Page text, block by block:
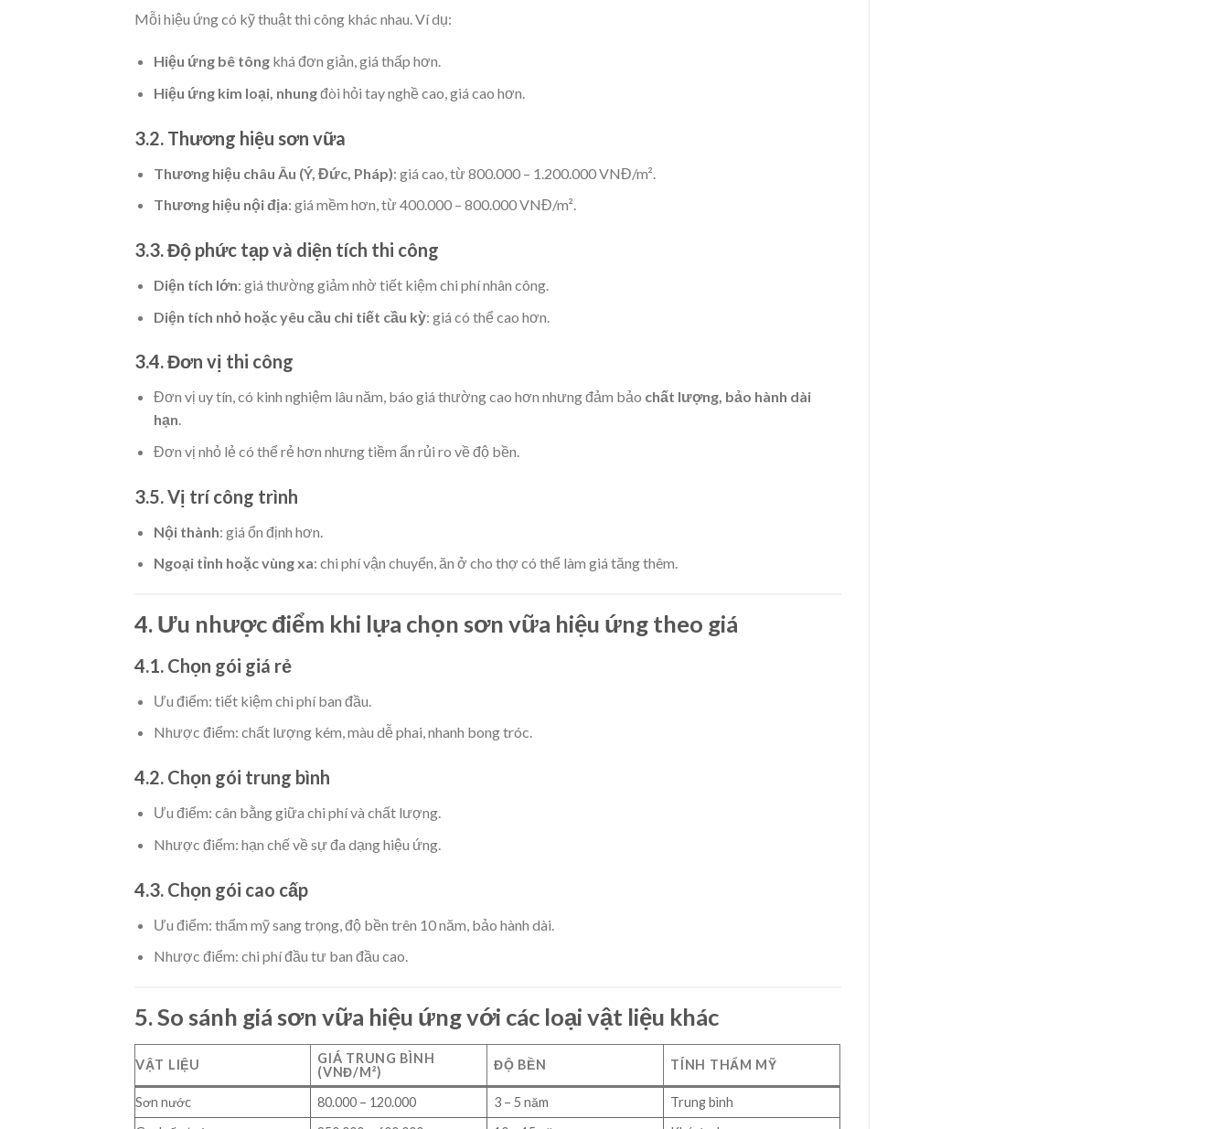
Mỗi hiệu ứng có kỹ thuật thi công khác nhau. Ví dụ:
Hiệu ứng bê tôngkhá đơn giản, giá thấp hơn.
Hiệu ứng kim loại, nhungđòi hỏi tay nghề cao, giá cao hơn.
3.2. Thương hiệu sơn vữa
Thương hiệu châu Âu (Ý, Đức, Pháp): giá cao, từ 800.000 – 1.200.000 VNĐ/m².
Thương hiệu nội địa: giá mềm hơn, từ 400.000 – 800.000 VNĐ/m².
3.3. Độ phức tạp và diện tích thi công
Diện tích lớn: giá thường giảm nhờ tiết kiệm chi phí nhân công.
Diện tích nhỏ hoặc yêu cầu chi tiết cầu kỳ: giá có thể cao hơn.
3.4. Đơn vị thi công
Đơn vị uy tín, có kinh nghiệm lâu năm, báo giá thường cao hơn nhưng đảm bảo chất lượng, bảo hành dài
hạn.
Đơn vị nhỏ lẻ có thể rẻ hơn nhưng tiềm ẩn rủi ro về độ bền.
3.5. Vị trí công trình
Nội thành: giá ổn định hơn.
Ngoại tỉnh hoặc vùng xa: chi phí vận chuyển, ăn ở cho thợ có thể làm giá tăng thêm.
4. Ưu nhược điểm khi lựa chọn sơn vữa hiệu ứng theo giá
4.1. Chọn gói giá rẻ
Ưu điểm: tiết kiệm chi phí ban đầu.
Nhược điểm: chất lượng kém, màu dễ phai, nhanh bong tróc.
4.2. Chọn gói trung bình
Ưu điểm: cân bằng giữa chi phí và chất lượng.
Nhược điểm: hạn chế về sự đa dạng hiệu ứng.
4.3. Chọn gói cao cấp
Ưu điểm: thẩm mỹ sang trọng, độ bền trên 10 năm, bảo hành dài.
Nhược điểm: chi phí đầu tư ban đầu cao.
5. So sánh giá sơn vữa hiệu ứng với các loại vật liệu khác
VẬT LIỆU
GIÁ TRUNG BÌNH
(VNĐ/M²)
ĐỘ BỀN TÍNH THẨM MỸ
Sơn nước 80.000 – 120.000 3 – 5 năm
Trung bình